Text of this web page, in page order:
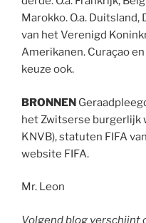
Marokko. O.a.
van het Verenigd
Amerikanen. Curaçao
keuze ook.
BRONNEN
het Zwitserse burgerlijk
KNVB), statuten FIFA
website FIFA.
Mr. Leon
Volgend blog verschijnt